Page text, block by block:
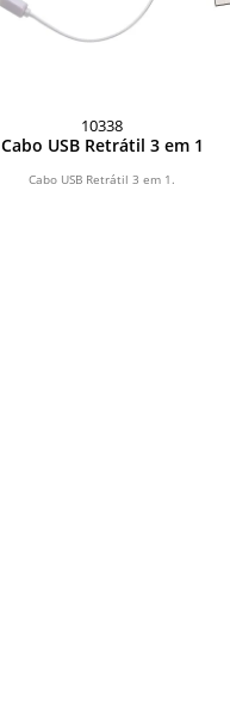
10338
Cabo USB Retrátil 3 em 1
Cabo USB Retrátil 3 em 1.